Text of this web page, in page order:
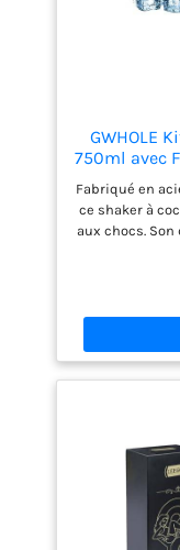
GWHOLE
750ml avec
Mesure
Fabriqué en
ce shaker à
aux chocs.
(1/2 et 1
ingrédients.
créatives, il
tout en
léger, le
rangement,
ou une
toutes les
stirring,
aussi